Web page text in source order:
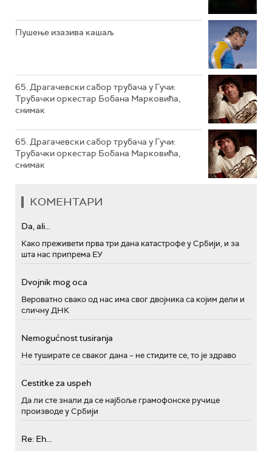
Пушење изазива кашаљ
65. Драгачевски сабор трубача у Гучи:
Трубачки оркестар Бобана Марковића,
снимак
65. Драгачевски сабор трубача у Гучи:
Трубачки оркестар Бобана Марковића,
снимак
КОМЕНТАРИ
Da, ali...
Како преживети прва три дана катастрофе у Србији, и за
шта нас припрема ЕУ
Dvojnik mog oca
Вероватно свако од нас има свог двојника са којим дели и
сличну ДНК
Nemogućnost tusiranja
Не туширате се сваког дана – не стидите се, то је здраво
Cestitke za uspeh
Да ли сте знали да се најбоље грамофонске ручице
производе у Србији
Re: Eh...